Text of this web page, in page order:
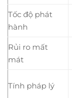
Tốc độ phát
hành
Rủi ro mất
mát
Tính pháp lý